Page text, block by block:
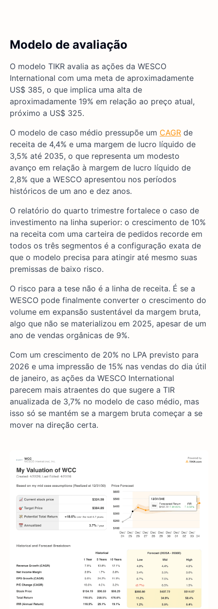
Modelo de avaliação
O modelo TIKR avalia as ações da WESCO
International com uma meta de aproximadamente
US$ 385, o que implica uma alta de
aproximadamente 19% em relação ao preço atual,
próximo a US$ 325.
O modelo de caso médio pressupõe um CAGR de
receita de 4,4% e uma margem de lucro líquido de
3,5% até 2035, o que representa um modesto
avanço em relação à margem de lucro líquido de
2,8% que a WESCO apresentou nos períodos
históricos de um ano e dez anos.
O relatório do quarto trimestre fortalece o caso de
investimento na linha superior: o crescimento de 10%
na receita com uma carteira de pedidos recorde em
todos os três segmentos é a configuração exata de
que o modelo precisa para atingir até mesmo suas
premissas de baixo risco.
O risco para a tese não é a linha de receita. É se a
WESCO pode finalmente converter o crescimento do
volume em expansão sustentável da margem bruta,
algo que não se materializou em 2025, apesar de um
ano de vendas orgânicas de 9%.
Com um crescimento de 20% no LPA previsto para
2026 e uma impressão de 15% nas vendas do dia útil
de janeiro, as ações da WESCO International
parecem mais atraentes do que sugere a TIR
anualizada de 3,7% no modelo de caso médio, mas
isso só se mantém se a margem bruta começar a se
mover na direção certa.